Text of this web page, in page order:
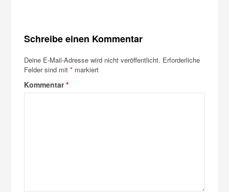
Schreibe einen Kommentar
Deine E-Mail-Adresse wird nicht veröffentlicht. Erforderliche
Felder sind mit* markiert
Kommentar*